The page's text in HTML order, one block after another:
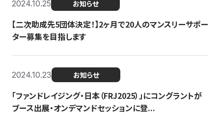
2024.10.25 お知らせ
【二次助成先5団体決定！】2ヶ月で20人のマンスリーサポー
ター募集を目指します
2024.10.23 お知らせ
「ファンドレイジング・日本（FRJ2025）」にコングラントが
ブース出展・オンデマンドセッションに登...